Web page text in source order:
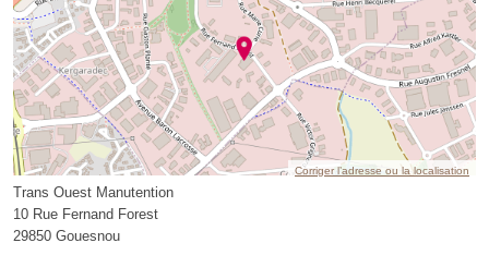
Corriger l’adresse ou la localisation
Trans Ouest Manutention
10 Rue Fernand Forest
29850 Gouesnou